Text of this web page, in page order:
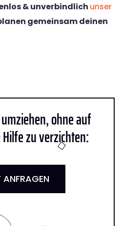
& unverbindlich unser
gemeinsam deinen
ohne auf
zu verzichten:
ANFRAGEN